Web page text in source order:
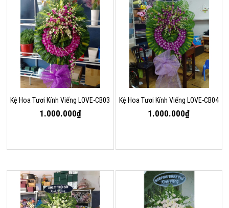
Kệ Hoa Tươi Kính Viếng LOVE-CB03
1.000.000₫
Kệ Hoa Tươi Kính Viếng LOVE-CB04
1.000.000₫